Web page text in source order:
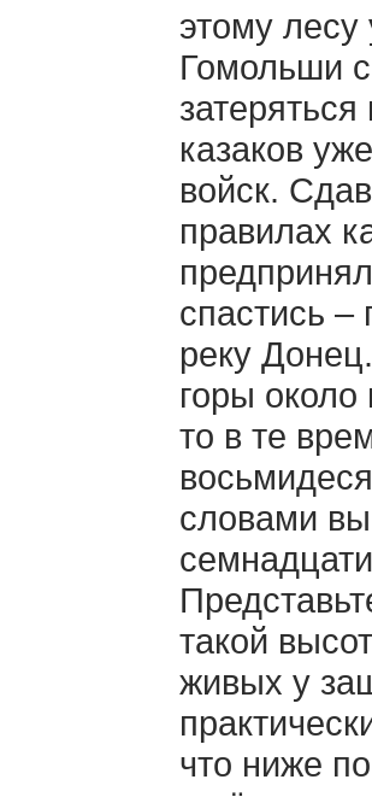
этому лесу
Гомольши
казаков
войск.
правилах
спастись –
реку
горы
то в те
словами
такой
живых у
что ниже